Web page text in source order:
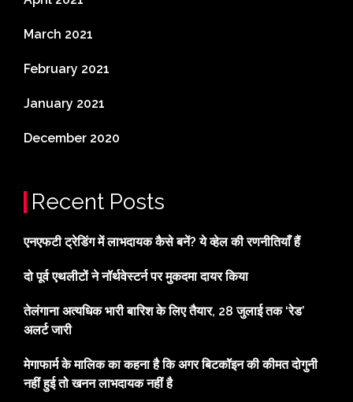
March 2021
February 2021
January 2021
December 2020
Recent Posts
एनएफटी ट्रेडिंग में लाभदायक कैसे बनें? ये व्हेल की रणनीतियाँ हैं
दो पूर्व एथलीटों ने नॉर्थवेस्टर्न पर मुकदमा दायर किया
तेलंगाना अत्यधिक भारी बारिश के लिए तैयार, 28 जुलाई तक ‘रेड’
अलर्ट जारी
मेगाफार्म के मालिक का कहना है कि अगर बिटकॉइन की कीमत दोगुनी
नहीं हुई तो खनन लाभदायक नहीं है